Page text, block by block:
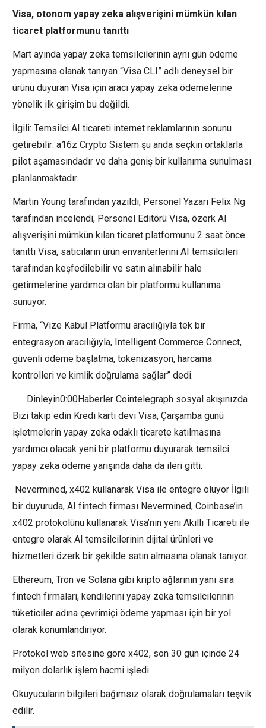
Visa, otonom yapay zeka alışverişini mümkün kılan
ticaret platformunu tanıttı
Mart ayında yapay zeka temsilcilerinin aynı gün ödeme
yapmasına olanak tanıyan “Visa CLI” adlı deneysel bir
ürünü duyuran Visa için aracı yapay zeka ödemelerine
yönelik ilk girişim bu değildi.
İlgili: Temsilci AI ticareti internet reklamlarının sonunu
getirebilir: a16z Crypto Sistem şu anda seçkin ortaklarla
pilot aşamasındadır ve daha geniş bir kullanıma sunulması
planlanmaktadır.
Martin Young tarafından yazıldı, Personel Yazarı Felix Ng
tarafından incelendi, Personel Editörü Visa, özerk AI
alışverişini mümkün kılan ticaret platformunu 2 saat önce
tanıttı Visa, satıcıların ürün envanterlerini AI temsilcileri
tarafından keşfedilebilir ve satın alınabilir hale
getirmelerine yardımcı olan bir platformu kullanıma
sunuyor.
Firma, “Vize Kabul Platformu aracılığıyla tek bir
entegrasyon aracılığıyla, Intelligent Commerce Connect,
güvenli ödeme başlatma, tokenizasyon, harcama
kontrolleri ve kimlik doğrulama sağlar” dedi.
Dinleyin0:00Haberler Cointelegraph sosyal akışınızda
Bizi takip edin Kredi kartı devi Visa, Çarşamba günü
işletmelerin yapay zeka odaklı ticarete katılmasına
yardımcı olacak yeni bir platformu duyurarak temsilci
yapay zeka ödeme yarışında daha da ileri gitti.
Nevermined, x402 kullanarak Visa ile entegre oluyor İlgili
bir duyuruda, AI fintech firması Nevermined, Coinbase’in
x402 protokolünü kullanarak Visa’nın yeni Akıllı Ticareti ile
entegre olarak AI temsilcilerinin dijital ürünleri ve
hizmetleri özerk bir şekilde satın almasına olanak tanıyor.
Ethereum, Tron ve Solana gibi kripto ağlarının yanı sıra
fintech firmaları, kendilerini yapay zeka temsilcilerinin
tüketiciler adına çevrimiçi ödeme yapması için bir yol
olarak konumlandırıyor.
Protokol web sitesine göre x402, son 30 gün içinde 24
milyon dolarlık işlem hacmi işledi.
Okuyucuların bilgileri bağımsız olarak doğrulamaları teşvik
edilir.